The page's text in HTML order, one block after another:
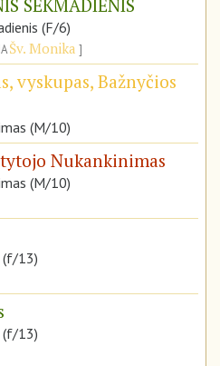
SEKMADIENIS
(F/6)
Šv. Monika
vyskupas, Bažnyčios
(M/10)
Nukankinimas
(M/10)
(f/13)
(f/13)